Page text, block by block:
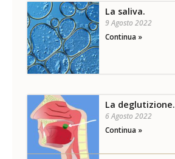
La saliva.
9 Agosto 2022
Continua »
La deglutizione.
6 Agosto 2022
Continua »